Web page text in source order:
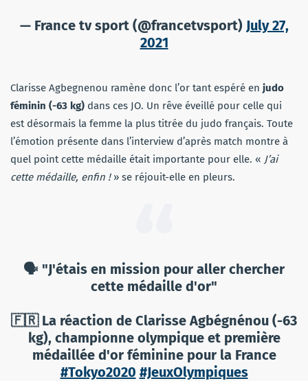
— France tv sport (@francetvsport) July 27,
2021
Clarisse Agbegnenou ramène donc l’or tant espéré en judo
féminin (-63 kg) dans ces JO. Un rêve éveillé pour celle qui
est désormais la femme la plus titrée du judo français. Toute
l’émotion présente dans l’interview d’après match montre à
quel point cette médaille était importante pour elle. « J’ai
cette médaille, enfin !» se réjouit-elle en pleurs.
🗣️ "J'étais en mission pour aller chercher
cette médaille d'or"
🇫🇷 La réaction de Clarisse Agbégnénou (-63
kg), championne olympique et première
médaillée d'or féminine pour la France
#Tokyo2020 #JeuxOlympiques